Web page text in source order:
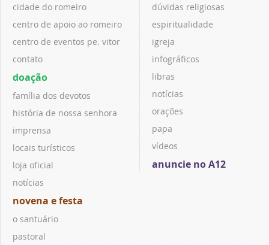
cidade do romeiro
centro de apoio ao romeiro
centro de eventos pe. vitor
contato
doação
família dos devotos
história de nossa senhora
imprensa
locais turísticos
loja oficial
notícias
novena e festa
o santuário
pastoral
dúvidas religiosas
espiritualidade
igreja
infográficos
libras
notícias
orações
papa
vídeos
anuncie no A12